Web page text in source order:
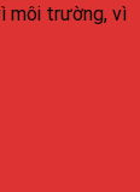
môi trường, vì